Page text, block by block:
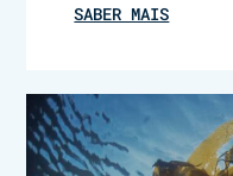
SABER MAIS